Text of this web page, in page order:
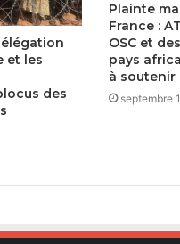
et les
des
Plainte
France :
OSC et
pays
à soutenir
septembre